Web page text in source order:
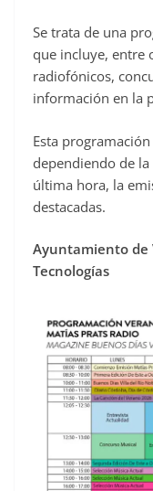
Se trata de una
que incluye, entre
radiofónicos,
información en la
Esta
dependiendo de
última hora, la
destacadas.
Ayuntamiento de
Tecnologías